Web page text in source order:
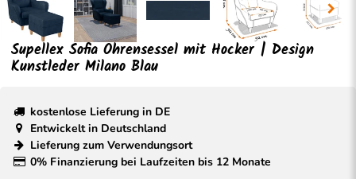
Supellex Sofia Ohrensessel mit Hocker | Design
Kunstleder Milano Blau
kostenlose Lieferung in DE
Entwickelt in Deutschland
Lieferung zum Verwendungsort
0% Finanzierung bei Laufzeiten bis 12 Monate